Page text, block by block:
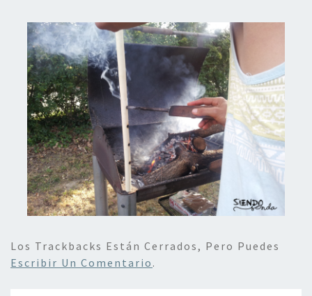
Los Trackbacks Están Cerrados, Pero Puedes
Escribir Un Comentario .